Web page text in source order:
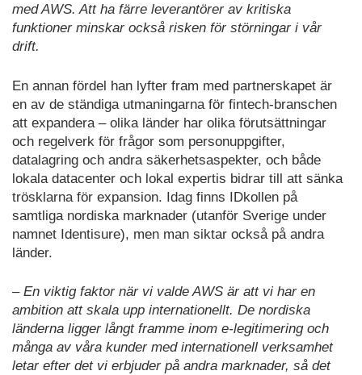
med AWS. Att ha färre leverantörer av kritiska
funktioner minskar också risken för störningar i vår
drift.
En annan fördel han lyfter fram med partnerskapet är
en av de ständiga utmaningarna för fintech-branschen
att expandera – olika länder har olika förutsättningar
och regelverk för frågor som personuppgifter,
datalagring och andra säkerhetsaspekter, och både
lokala datacenter och lokal expertis bidrar till att sänka
trösklarna för expansion. Idag finns IDkollen på
samtliga nordiska marknader (utanför Sverige under
namnet Identisure), men man siktar också på andra
länder.
– En viktig faktor när vi valde AWS är att vi har en
ambition att skala upp internationellt. De nordiska
länderna ligger långt framme inom e-legitimering och
många av våra kunder med internationell verksamhet
letar efter det vi erbjuder på andra marknader, så det